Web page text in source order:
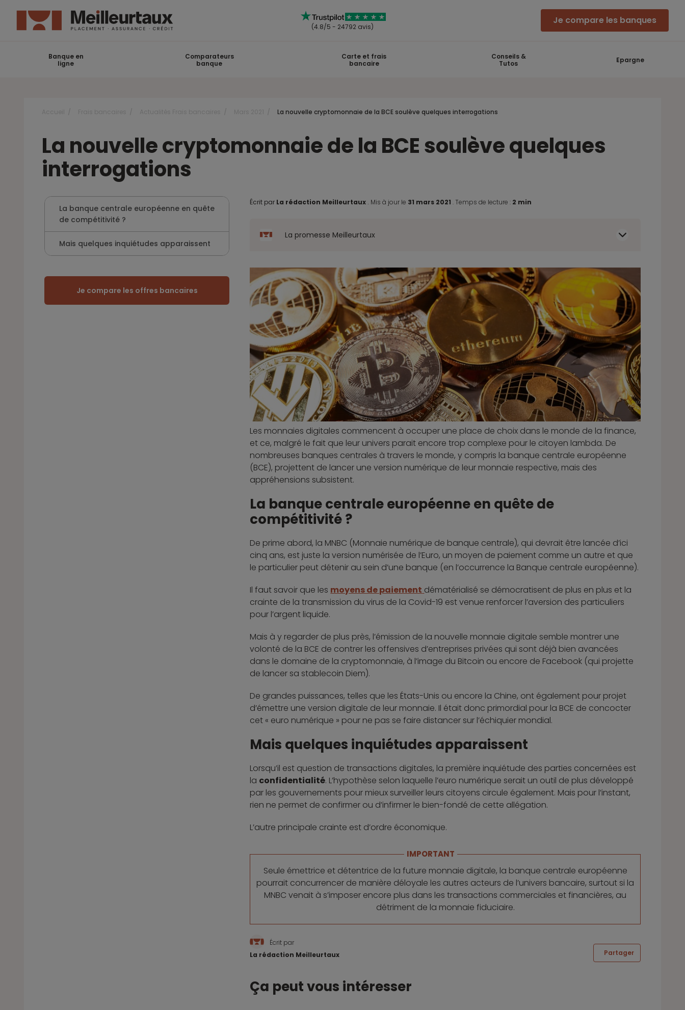
(4.8/5 - 24792 avis)
Je compare les banques
Banque en
ligne
Comparateurs
banque
Carte et frais
bancaire
Conseils &
Tutos
Epargne
La nouvelle cryptomonnaie de la BCE soulève quelques interrogations
La nouvelle cryptomonnaie de la BCE soulève quelques
interrogations
La banque centrale européenne en quête
de compétitivité ?
Mais quelques inquiétudes apparaissent
Je compare les offres bancaires
Écrit par La rédaction Meilleurtaux . Mis à jour le 31 mars 2021. Temps de lecture : 2 min
La promesse Meilleurtaux
Les monnaies digitales commencent à occuper une place de choix dans le monde de la finance,
et ce, malgré le fait que leur univers parait encore trop complexe pour le citoyen lambda. De
nombreuses banques centrales à travers le monde, y compris la banque centrale européenne
(BCE), projettent de lancer une version numérique de leur monnaie respective, mais des
appréhensions subsistent.
La banque centrale européenne en quête de
compétitivité ?
De prime abord, la MNBC (Monnaie numérique de banque centrale), qui devrait être lancée d’ici
cinq ans, est juste la version numérisée de l’Euro, un moyen de paiement comme un autre et que
le particulier peut détenir au sein d’une banque (en l’occurrence la Banque centrale européenne).
Il faut savoir que les moyens de paiement dématérialisé se démocratisent de plus en plus et la
crainte de la transmission du virus de la Covid-19 est venue renforcer l’aversion des particuliers
pour l’argent liquide.
Mais à y regarder de plus près, l’émission de la nouvelle monnaie digitale semble montrer une
volonté de la BCE de contrer les offensives d’entreprises privées qui sont déjà bien avancées
dans le domaine de la cryptomonnaie, à l’image du Bitcoin ou encore de Facebook (qui projette
de lancer sa stablecoin Diem).
De grandes puissances, telles que les États-Unis ou encore la Chine, ont également pour projet
d’émettre une version digitale de leur monnaie. Il était donc primordial pour la BCE de concocter
cet « euro numérique » pour ne pas se faire distancer sur l’échiquier mondial.
Mais quelques inquiétudes apparaissent
Lorsqu’il est question de transactions digitales, la première inquiétude des parties concernées est
la confidentialité. L’hypothèse selon laquelle l’euro numérique serait un outil de plus développé
par les gouvernements pour mieux surveiller leurs citoyens circule également. Mais pour l’instant,
rien ne permet de confirmer ou d’infirmer le bien-fondé de cette allégation.
L’autre principale crainte est d’ordre économique.
IMPORTANT
Seule émettrice et détentrice de la future monnaie digitale, la banque centrale européenne
pourrait concurrencer de manière déloyale les autres acteurs de l’univers bancaire, surtout si la
MNBC venait à s’imposer encore plus dans les transactions commerciales et financières, au
détriment de la monnaie fiduciaire.
Écrit par
La rédaction Meilleurtaux
Partager
Ça peut vous intéresser